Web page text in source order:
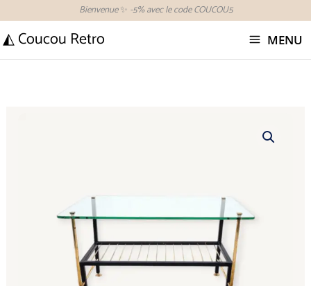
contenu
Bienvenue✨ -5% avec le code COUCOU5
◭ Coucou Retro MENU